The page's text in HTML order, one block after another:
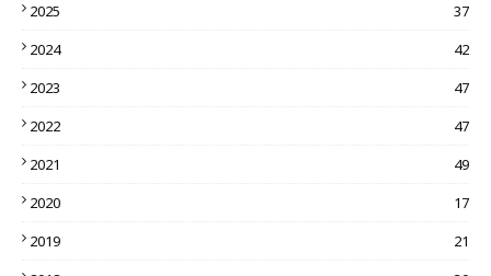
2025
37
2024
42
2023
47
2022
47
2021
49
2020
17
2019
21